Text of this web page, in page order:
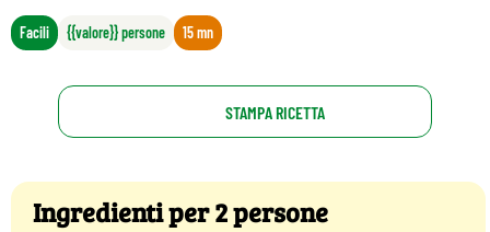
Facili {{valore}} persone 15 mn
STAMPA RICETTA
Ingredienti per 2 persone